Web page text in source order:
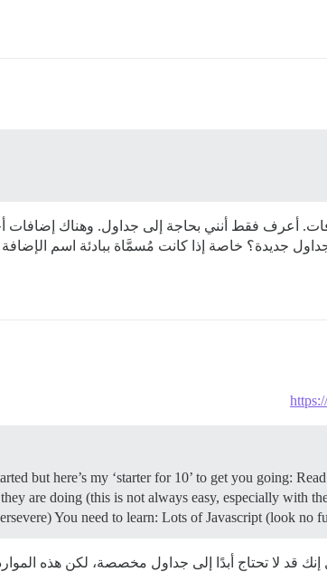
أعرف فقط أنني بحاجة إلى جداول. وهناك إضافات
جديدة؟ خاصة إذا كانت مُسمَّاة ببادئة اسم الإضافة
but here’s my ‘starter for 10’ to get you going:
are doing (this is not always easy, especially with
You need to learn: Lots of Javascript (look no
إنك قد لا تحتاج أبدًا إلى جداول مخصصة، لكن هذه